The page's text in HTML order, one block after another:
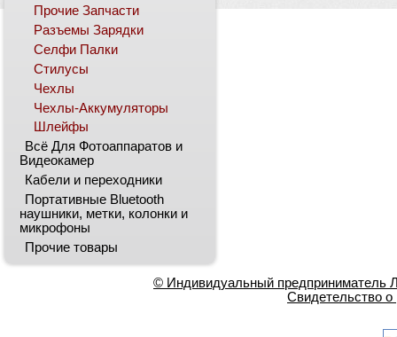
Прочие Запчасти
Разъемы Зарядки
Селфи Палки
Стилусы
Чехлы
Чехлы-Аккумуляторы
Шлейфы
Всё Для Фотоаппаратов и
Видеокамер
Кабели и переходники
Портативные Bluetooth
наушники, метки, колонки и
микрофоны
Прочие товары
© Индивидуальный предприниматель
Свидетельство